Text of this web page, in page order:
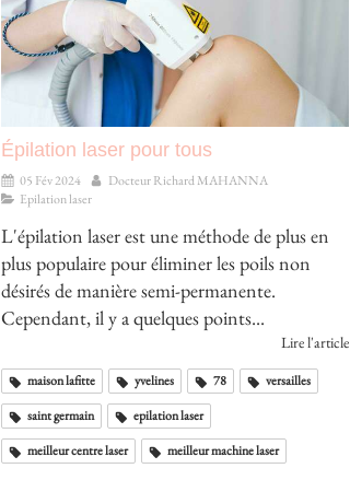
Épilation laser pour tous
05 Fév 2024
Docteur Richard MAHANNA
Epilation laser
L'épilation laser est une méthode de plus en
plus populaire pour éliminer les poils non
désirés de manière semi-permanente.
Cependant, il y a quelques points...
Lire l'article
maison lafitte yvelines 78
versailles
saint germain
epilation laser
meilleur centre laser
meilleur machine laser